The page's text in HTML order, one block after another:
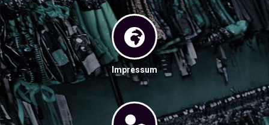
Impressum